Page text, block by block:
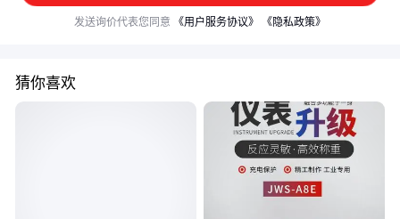
发送询价代表您同意 《用户服务协议》 《隐私政策》
猜你喜欢